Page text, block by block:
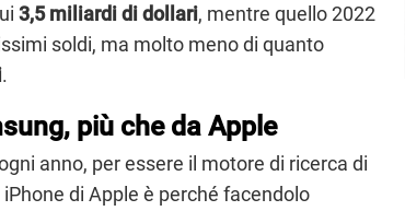
3,5 miliardi di dollari, mentre quello 2022
soldi, ma molto meno di quanto
.
più che da Apple
anno, per essere il motore di ricerca di
di Apple è perché facendolo